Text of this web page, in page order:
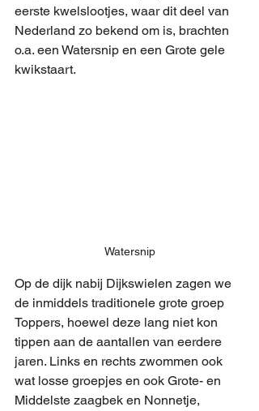
eerste kwelslootjes, waar dit deel van
Nederland zo bekend om is, brachten
o.a. een Watersnip en een Grote gele
kwikstaart.
Watersnip
Op de dijk nabij Dijkswielen zagen we
de inmiddels traditionele grote groep
Toppers, hoewel deze lang niet kon
tippen aan de aantallen van eerdere
jaren. Links en rechts zwommen ook
wat losse groepjes en ook Grote- en
Middelste zaagbek en Nonnetje,